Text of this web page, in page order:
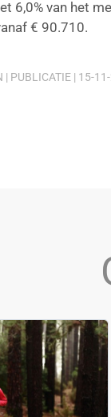
6,0% van het
€ 90.710.
| PUBLICATIE | 15-